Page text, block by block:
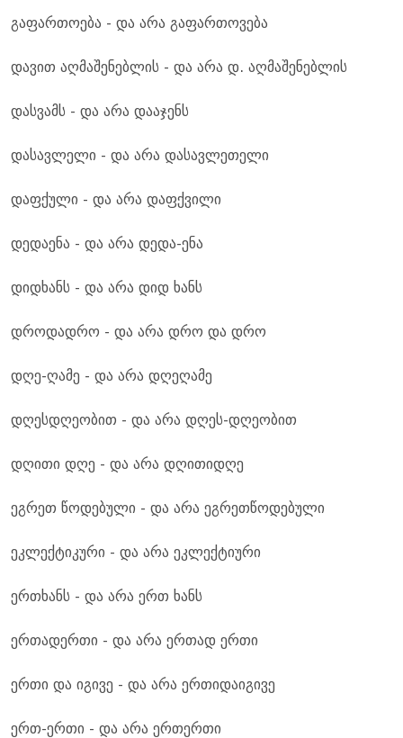
გაფართოება - და არა გაფართოვება
დავით აღმაშენებლის - და არა დ. აღმაშენებლის
დასვამს - და არა დააჯენს
დასავლელი - და არა დასავლეთელი
დაფქული - და არა დაფქვილი
დედაენა - და არა დედა-ენა
დიდხანს - და არა დიდ ხანს
დროდადრო - და არა დრო და დრო
დღე-ღამე - და არა დღეღამე
დღესდღეობით - და არა დღეს-დღეობით
დღითი დღე - და არა დღითიდღე
ეგრეთ წოდებული - და არა ეგრეთწოდებული
ეკლექტიკური - და არა ეკლექტიური
ერთხანს - და არა ერთ ხანს
ერთადერთი - და არა ერთად ერთი
ერთი და იგივე - და არა ერთიდაიგივე
ერთ-ერთი - და არა ერთერთი